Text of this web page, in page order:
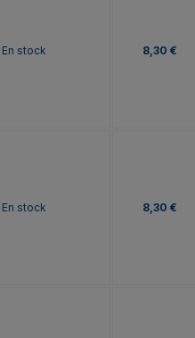
En stock 8,30 €
En stock 8,30 €